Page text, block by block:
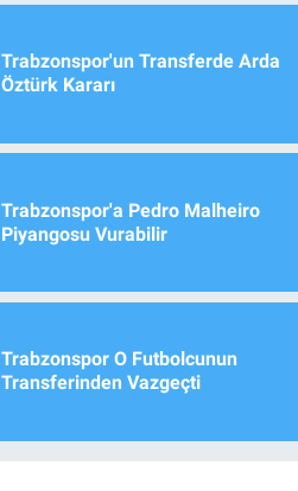
Trabzonspor'un Transferde Arda
Öztürk Kararı
Trabzonspor'a Pedro Malheiro
Piyangosu Vurabilir
Trabzonspor O Futbolcunun
Transferinden Vazgeçti